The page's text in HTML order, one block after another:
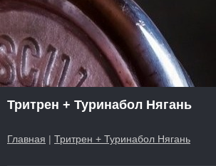
Тритрен + Туринабол Нягань
Главная | Тритрен + Туринабол Нягань